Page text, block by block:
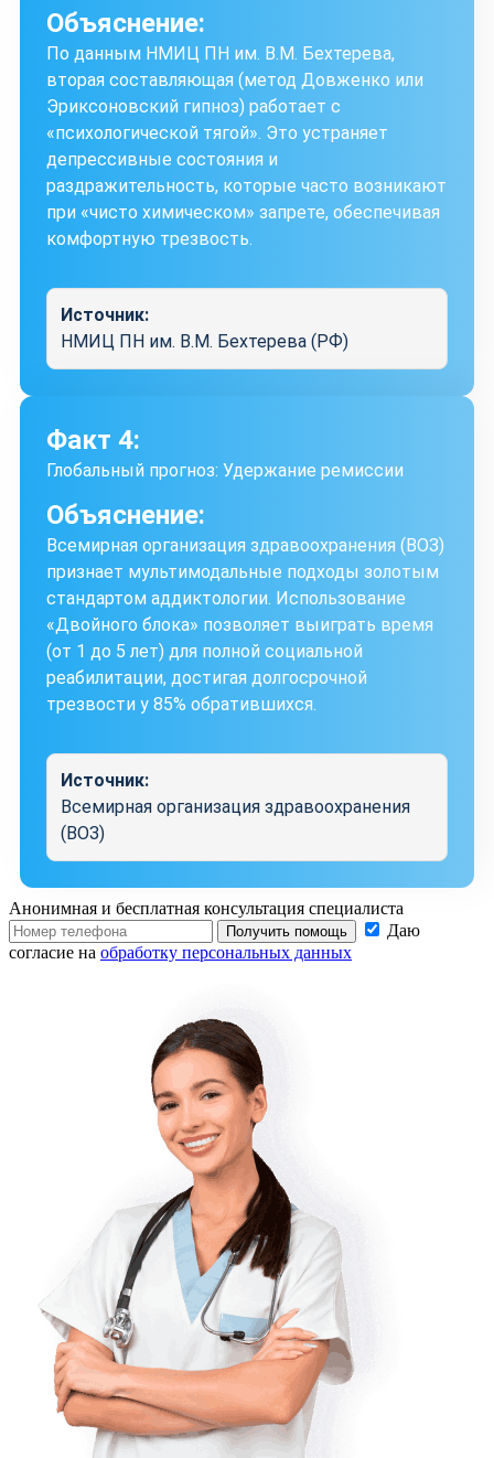
Объяснение:
По данным НМИЦ ПН им. В.М. Бехтерева,
вторая составляющая (метод Довженко или
Эриксоновский гипноз) работает с
«психологической тягой». Это устраняет
депрессивные состояния и
раздражительность, которые часто возникают
при «чисто химическом» запрете, обеспечивая
комфортную трезвость.
Источник:
НМИЦ ПН им. В.М. Бехтерева (РФ)
Факт 4:
Глобальный прогноз: Удержание ремиссии
Объяснение:
Всемирная организация здравоохранения (ВОЗ)
признает мультимодальные подходы золотым
стандартом аддиктологии. Использование
«Двойного блока» позволяет выиграть время
(от 1 до 5 лет) для полной социальной
реабилитации, достигая долгосрочной
трезвости у 85% обратившихся.
Источник:
Всемирная организация здравоохранения
(ВОЗ)
Анонимная и бесплатная консультация специалиста
Получить помощь
Даю
согласие на обработку персональных данных